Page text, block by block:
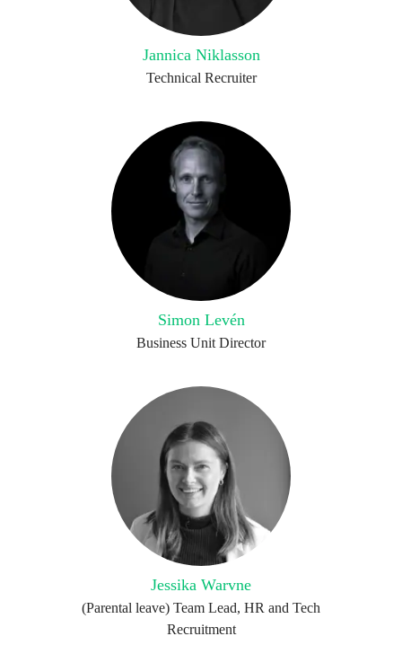
Jannica Niklasson
Technical Recruiter
Simon Levén
Business Unit Director
Jessika Warvne
(Parental leave) Team Lead, HR and Tech
Recruitment